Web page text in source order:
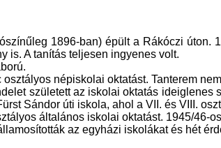
1896-ban) épült a Rákóczi
is. A tanítás teljesen ingyenes volt.
népiskolai oktatást. Tanterem
született az iskolai oktatás
Sándor úti iskola, ahol a VII. és VIII.
általános iskolai oktatást. 1945/
az egyházi iskolákat és hét